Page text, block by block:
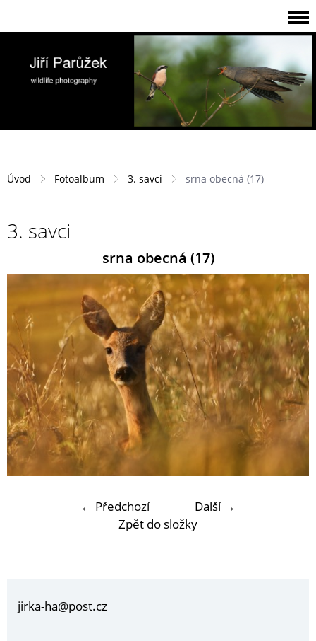
Úvod Fotoalbum 3. savci srna obecná (17)
3. savci
srna obecná (17)
← Předchozí
Další →
Zpět do složky
jirka-ha@post.cz